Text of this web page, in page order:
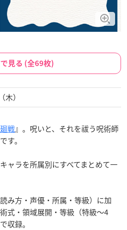
見る (全69枚)
）
戦』。呪いと、それを祓う呪術師
す。
ャラを所属別にすべてまとめて一
み方・声優・所属・等級）に加
式・領域展開・等級（特級〜4
収録。